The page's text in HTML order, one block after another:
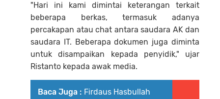
"Hari ini kami dimintai keterangan terkait
beberapa berkas, termasuk adanya
percakapan atau chat antara saudara AK dan
saudara IT. Beberapa dokumen juga diminta
untuk disampaikan kepada penyidik," ujar
Ristanto kepada awak media.
Baca Juga : Firdaus Hasbullah